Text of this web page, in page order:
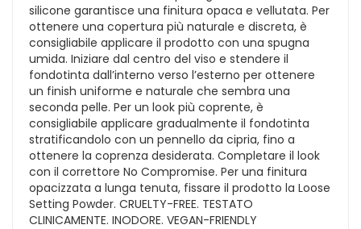
silicone garantisce una finitura opaca e vellutata. Per
ottenere una copertura più naturale e discreta, è
consigliabile applicare il prodotto con una spugna
umida. Iniziare dal centro del viso e stendere il
fondotinta dall’interno verso l’esterno per ottenere
un finish uniforme e naturale che sembra una
seconda pelle. Per un look più coprente, è
consigliabile applicare gradualmente il fondotinta
stratificandolo con un pennello da cipria, fino a
ottenere la coprenza desiderata. Completare il look
con il correttore No Compromise. Per una finitura
opacizzata a lunga tenuta, fissare il prodotto la Loose
Setting Powder. CRUELTY-FREE. TESTATO
CLINICAMENTE. INODORE. VEGAN-FRIENDLY